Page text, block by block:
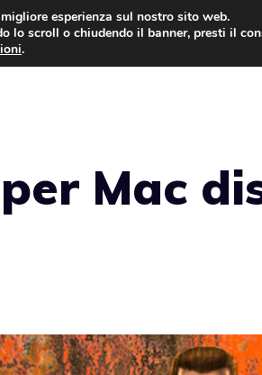
Mac
esperienza sul nostro sito web.
lo scroll o chiudendo il banner, presti il
.